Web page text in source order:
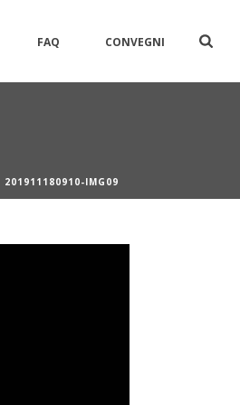
FAQ CONVEGNI
201911180910-IMG09